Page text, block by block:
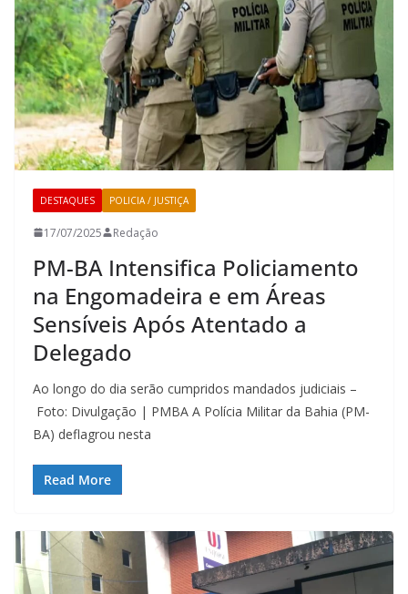
DESTAQUES POLICIA / JUSTIÇA
17/07/2025 Redação
PM-BA Intensifica Policiamento
na Engomadeira e em Áreas
Sensíveis Após Atentado a
Delegado
Ao longo do dia serão cumpridos mandados judiciais –
Foto: Divulgação | PMBA A Polícia Militar da Bahia (PM-
BA) deflagrou nesta
Read More